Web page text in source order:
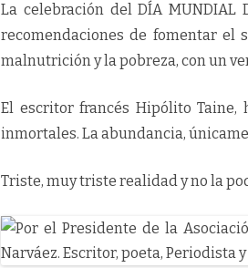
La celebración del DÍA MUNDIAL
recomendaciones de fomentar el
malnutrición y la pobreza, con un
El escritor francés Hipólito Taine,
inmortales. La abundancia,
Triste, muy triste realidad y no la